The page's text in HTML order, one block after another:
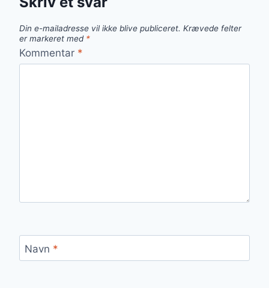
Din e-mailadresse vil ikke blive publiceret. Krævede felter
er markeret med *
Kommentar *
Navn *